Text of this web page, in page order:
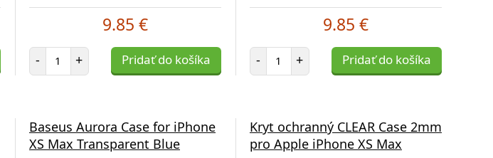
9.85 €
- Počet položiek
+ Pridať do košíka
9.85 €
- Počet položiek
+ Pridať do košíka
Baseus Aurora Case for iPhone
XS Max Transparent Blue
Kryt ochranný CLEAR Case 2mm
pro Apple iPhone XS Max